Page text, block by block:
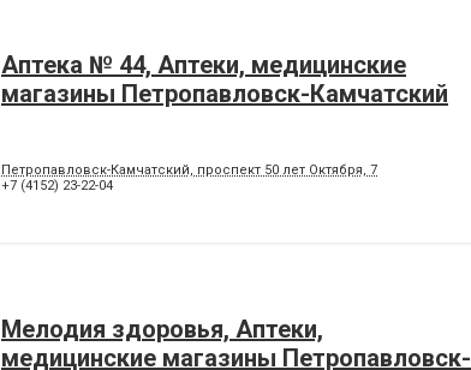
Аптека № 44, Аптеки, медицинские
магазины Петропавловск-Камчатский
Петропавловск-Камчатский, проспект 50 лет Октября, 7
+7 (4152) 23-22-04
Мелодия здоровья, Аптеки,
медицинские магазины Петропавловск-